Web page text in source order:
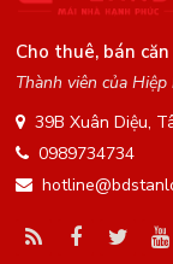
Cho thuê, bán
Thành viên của
39B Xuân Diệu,
0989734734